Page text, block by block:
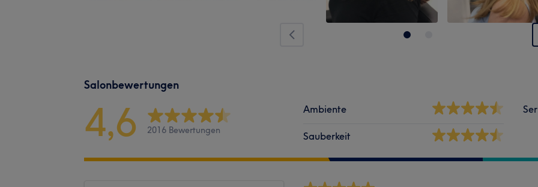
Salonbewertungen
4,6 2016 Bewertungen
Ambiente
Sauberkeit